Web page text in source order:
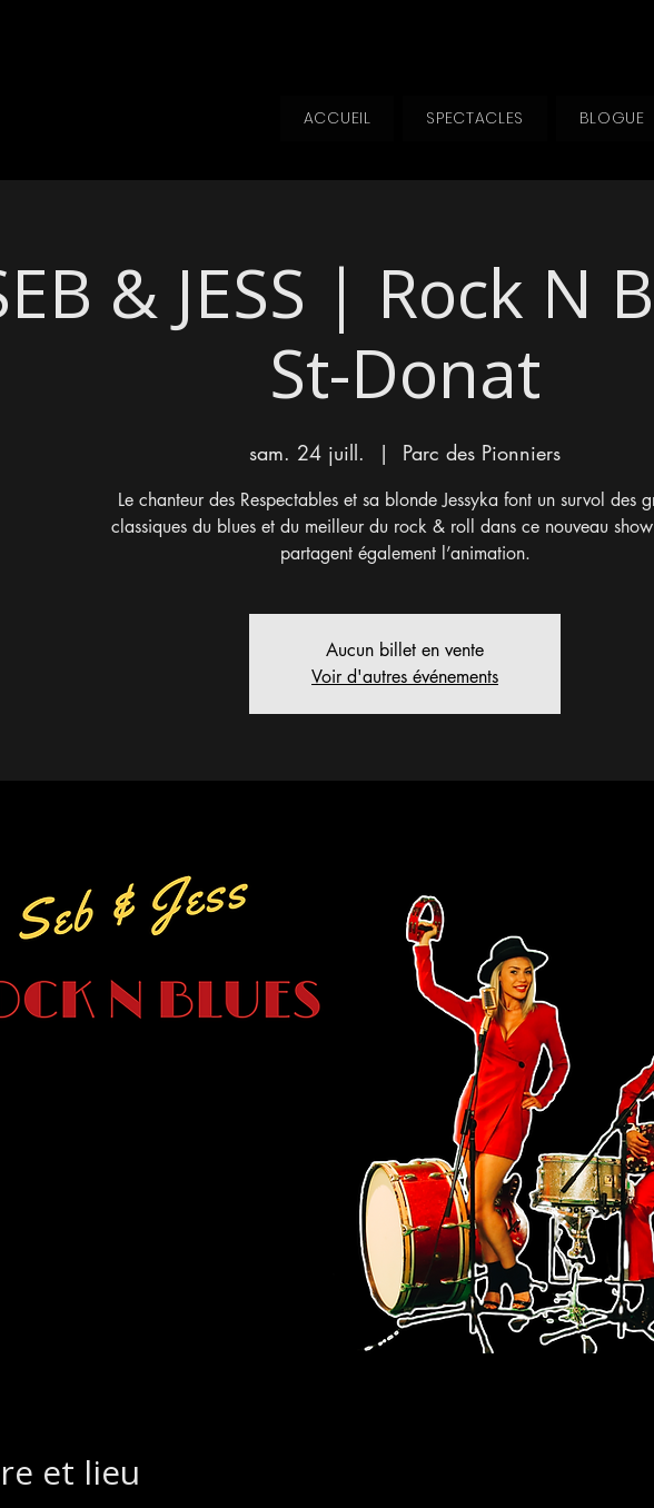
ACCUEIL SPECTACLES BLOGUE
& JESS | Rock N
St-Donat
sam. 24 juill.
  |
Parc des Pionniers
Le chanteur des Respectables et sa blonde Jessyka font un survol des
classiques du blues et du meilleur du rock & roll dans ce nouveau
partagent également l’animation.
Aucun billet en vente
Voir d'autres événements
et lieu